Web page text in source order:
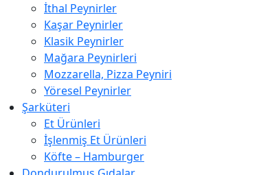
İthal Peynirler
Kaşar Peynirler
Klasik Peynirler
Mağara Peynirleri
Mozzarella, Pizza Peyniri
Yöresel Peynirler
Şarküteri
Et Ürünleri
İşlenmiş Et Ürünleri
Köfte – Hamburger